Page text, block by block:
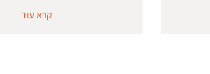
קרא עוד